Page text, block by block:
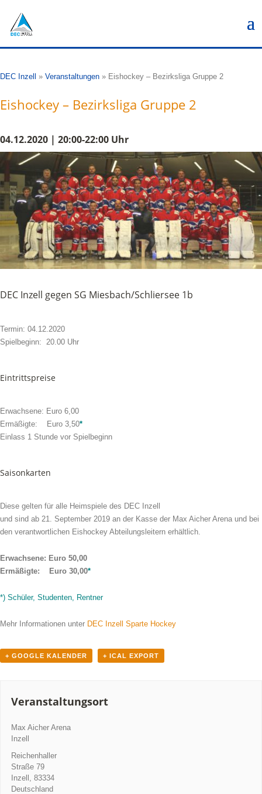
DEC Inzell » Veranstaltungen » Eishockey – Bezirksliga Gruppe 2
Eishockey – Bezirksliga Gruppe 2
04.12.2020 | 20:00-22:00 Uhr
DEC Inzell gegen SG Miesbach/Schliersee 1b
Termin: 04.12.2020
Spielbeginn: 20.00 Uhr
Eintrittspreise
Erwachsene: Euro 6,00
Ermäßigte: Euro 3,50*
Einlass 1 Stunde vor Spielbeginn
Saisonkarten
Diese gelten für alle Heimspiele des DEC Inzell
und sind ab 21. September 2019 an der Kasse der Max Aicher Arena und bei
den verantwortlichen Eishockey Abteilungsleitern erhältlich.
Erwachsene: Euro 50,00
Ermäßigte: Euro 30,00*
*) Schüler, Studenten, Rentner
Mehr Informationen unter DEC Inzell Sparte Hockey
+ GOOGLE KALENDER + ICAL EXPORT
Veranstaltungsort
Max Aicher Arena
Inzell
Reichenhaller
Straße 79
Inzell 83334
Deutschland